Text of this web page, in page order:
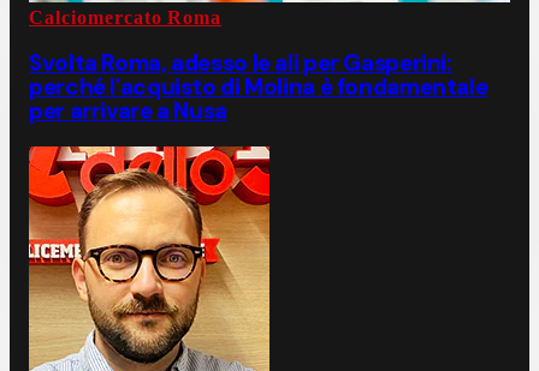
Calciomercato Roma
Svolta Roma, adesso le ali per Gasperini:
perché l'acquisto di Molina è fondamentale
per arrivare a Nusa